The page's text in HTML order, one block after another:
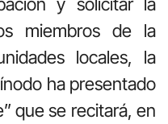
miembros de la
locales, la
ha presentado
que se recitará, en